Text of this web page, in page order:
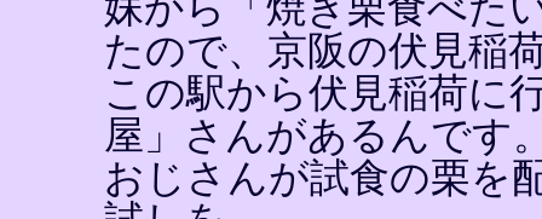
たので、京阪の伏見稲
この駅から伏見稲荷に
屋」さんがあるんです
おじさんが試食の栗を